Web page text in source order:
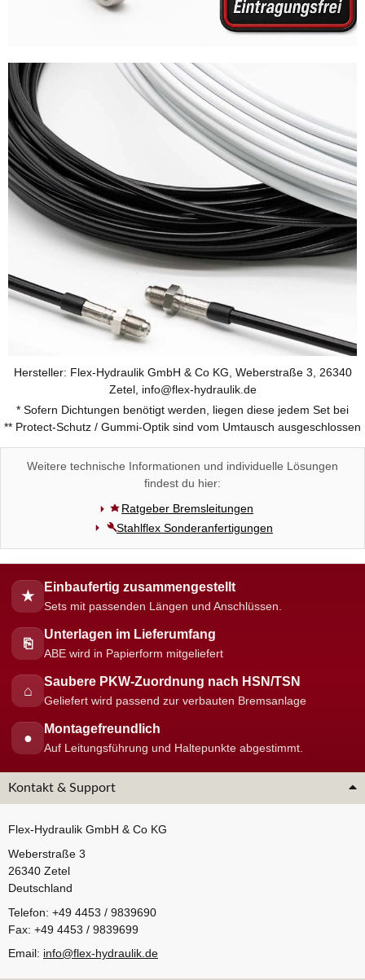
Hersteller: Flex-Hydraulik GmbH & Co KG, Weberstraße 3, 26340
Zetel, info@flex-hydraulik.de
* Sofern Dichtungen benötigt werden, liegen diese jedem Set bei
** Protect-Schutz / Gummi-Optik sind vom Umtausch ausgeschlossen
Weitere technische Informationen und individuelle Lösungen
findest du hier:
Ratgeber Bremsleitungen
Stahlflex Sonderanfertigungen
★
Einbaufertig zusammengestellt
Sets mit passenden Längen und Anschlüssen.
⎘
Unterlagen im Lieferumfang
ABE wird in Papierform mitgeliefert
⌂
Saubere PKW-Zuordnung nach HSN/TSN
Geliefert wird passend zur verbauten Bremsanlage
●
Montagefreundlich
Auf Leitungsführung und Haltepunkte abgestimmt.
Kontakt & Support
Flex-Hydraulik GmbH & Co KG
Weberstraße 3
26340 Zetel
Deutschland
Telefon: +49 4453 / 9839690
Fax: +49 4453 / 9839699
Email: info@flex-hydraulik.de